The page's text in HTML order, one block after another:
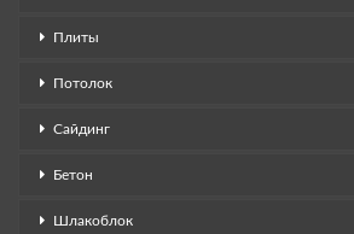
Плиты
Потолок
Сайдинг
Бетон
Шлакоблок